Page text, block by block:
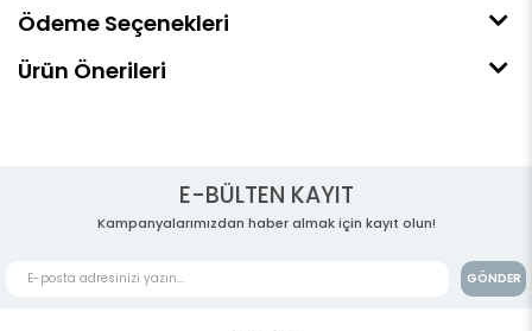
Ödeme Seçenekleri
Ürün Önerileri
E-BÜLTEN KAYIT
Kampanyalarımızdan haber almak için kayıt olun!
GÖNDER